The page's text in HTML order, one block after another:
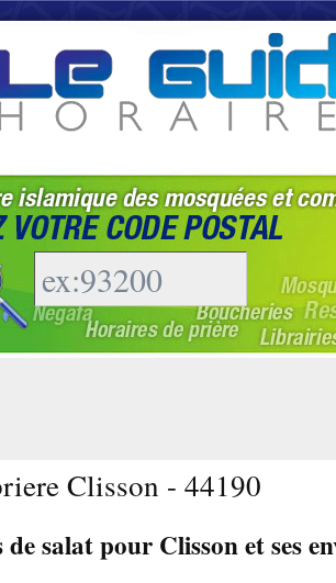
Clisson - 44190
de salat pour Clisson et ses